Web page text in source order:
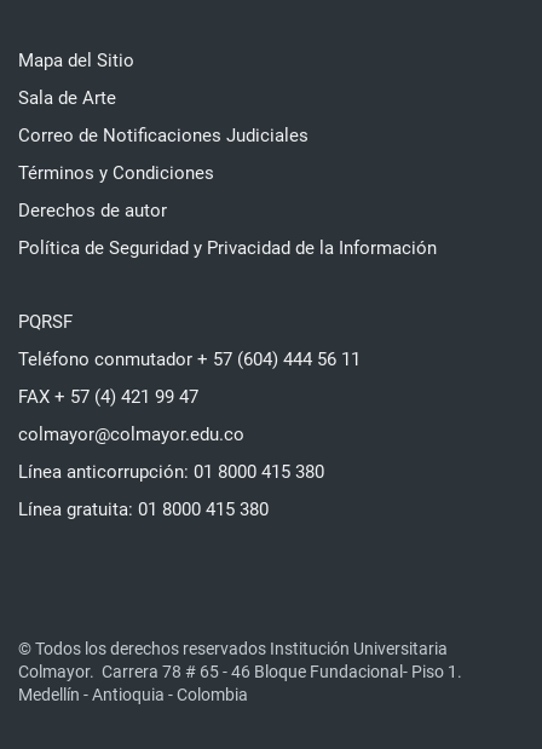
Mapa del Sitio
Sala de Arte
Correo de Notificaciones Judiciales
Términos y Condiciones
Derechos de autor
Política de Seguridad y Privacidad de la Información
PQRSF
Teléfono conmutador + 57 (604) 444 56 11
FAX + 57 (4) 421 99 47
colmayor@colmayor.edu.co
Línea anticorrupción: 01 8000 415 380
Línea gratuita: 01 8000 415 380
© Todos los derechos reservados Institución Universitaria
Colmayor. Carrera 78 # 65 - 46 Bloque Fundacional- Piso 1.
Medellín - Antioquia - Colombia